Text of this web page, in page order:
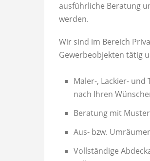
ausführliche Beratung
werden.
Wir sind im Bereich
Gewerbeobjekten tätig
Maler-, Lackier-
nach Ihren
Beratung mit
Aus- bzw.
Vollständige